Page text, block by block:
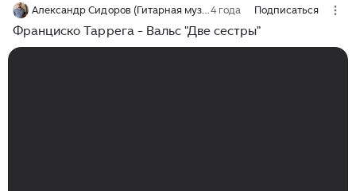
Александр Сидоров (Гитарная музыка)4 года Подписаться
Франциско Таррега - Вальс "Две сестры"